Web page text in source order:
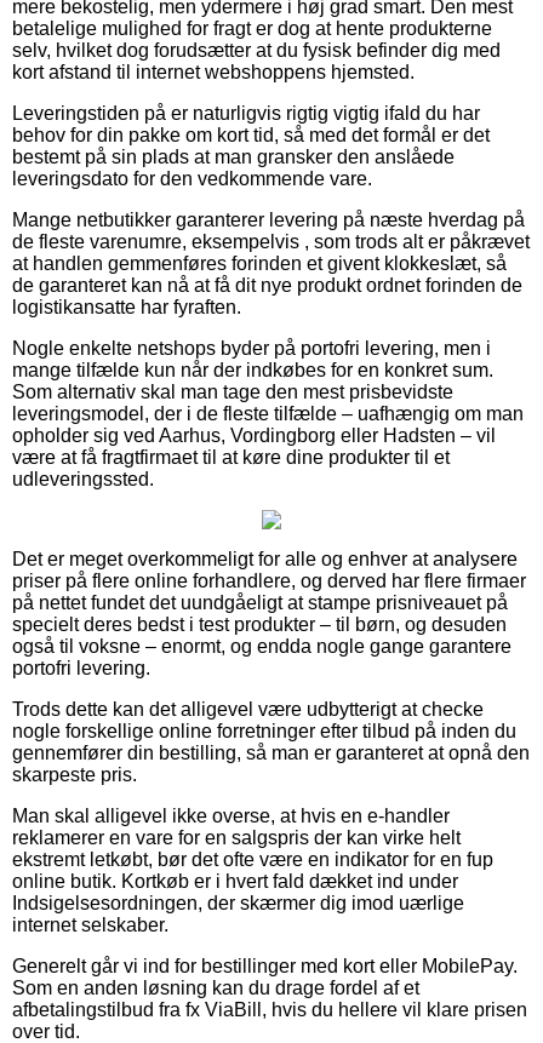
mere bekostelig, men ydermere i høj grad smart. Den mest
betalelige mulighed for fragt er dog at hente produkterne
selv, hvilket dog forudsætter at du fysisk befinder dig med
kort afstand til internet webshoppens hjemsted.
Leveringstiden på er naturligvis rigtig vigtig ifald du har
behov for din pakke om kort tid, så med det formål er det
bestemt på sin plads at man gransker den anslåede
leveringsdato for den vedkommende vare.
Mange netbutikker garanterer levering på næste hverdag på
de fleste varenumre, eksempelvis , som trods alt er påkrævet
at handlen gemmenføres forinden et givent klokkeslæt, så
de garanteret kan nå at få dit nye produkt ordnet forinden de
logistikansatte har fyraften.
Nogle enkelte netshops byder på portofri levering, men i
mange tilfælde kun når der indkøbes for en konkret sum.
Som alternativ skal man tage den mest prisbevidste
leveringsmodel, der i de fleste tilfælde – uafhængig om man
opholder sig ved Aarhus, Vordingborg eller Hadsten – vil
være at få fragtfirmaet til at køre dine produkter til et
udleveringssted.
Det er meget overkommeligt for alle og enhver at analysere
priser på flere online forhandlere, og derved har flere firmaer
på nettet fundet det uundgåeligt at stampe prisniveauet på
specielt deres bedst i test produkter – til børn, og desuden
også til voksne – enormt, og endda nogle gange garantere
portofri levering.
Trods dette kan det alligevel være udbytterigt at checke
nogle forskellige online forretninger efter tilbud på inden du
gennemfører din bestilling, så man er garanteret at opnå den
skarpeste pris.
Man skal alligevel ikke overse, at hvis en e-handler
reklamerer en vare for en salgspris der kan virke helt
ekstremt letkøbt, bør det ofte være en indikator for en fup
online butik. Kortkøb er i hvert fald dækket ind under
Indsigelsesordningen, der skærmer dig imod uærlige
internet selskaber.
Generelt går vi ind for bestillinger med kort eller MobilePay.
Som en anden løsning kan du drage fordel af et
afbetalingstilbud fra fx ViaBill, hvis du hellere vil klare prisen
over tid.